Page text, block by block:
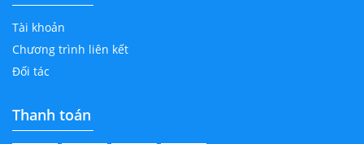
Tài khoản
Chương trình liên kết
Đối tác
Thanh toán